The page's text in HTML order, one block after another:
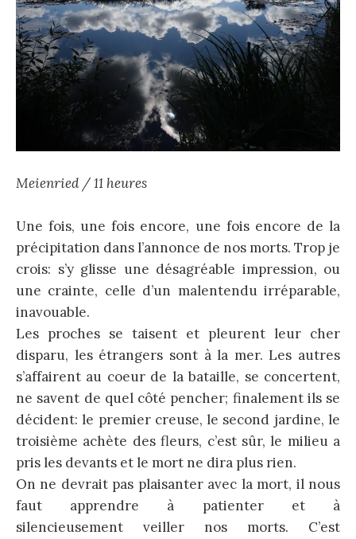
Meienried / 11 heures
Une fois, une fois encore, une fois encore de la
précipitation dans l’annonce de nos morts. Trop je
crois: s’y glisse une désagréable impression, ou
une crainte, celle d’un malentendu irréparable,
inavouable.
Les proches se taisent et pleurent leur cher
disparu, les étrangers sont à la mer. Les autres
s’affairent au coeur de la bataille, se concertent,
ne savent de quel côté pencher; finalement ils se
décident: le premier creuse, le second jardine, le
troisième achète des fleurs, c’est sûr, le milieu a
pris les devants et le mort ne dira plus rien.
On ne devrait pas plaisanter avec la mort, il nous
faut apprendre à patienter et à
silencieusement veiller nos morts. C’est